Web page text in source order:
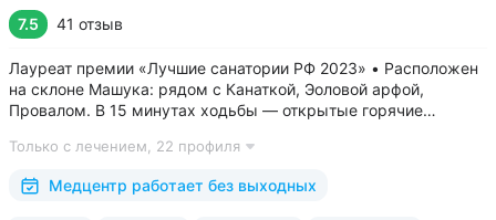
7.5 41 отзыв
Лауреат премии «Лучшие санатории РФ 2023» • Расположен
на склоне Машука: рядом с Канаткой, Эоловой арфой,
Провалом. В 15 минутах ходьбы — открытые горячие
Эльбрус и Кавказский хребет — наблюдайте самые красивые
рассветы и закаты в городе •...
Только с лечением, 22 профиля
Медцентр работает без выходных